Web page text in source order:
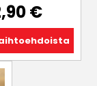
€
-
22,90 €